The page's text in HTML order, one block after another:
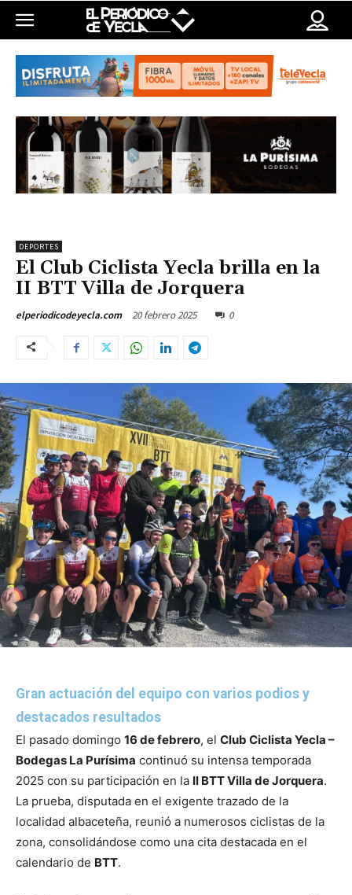
DEPORTES
El Club Ciclista Yecla brilla en la
II BTT Villa de Jorquera
elperiodicodeyecla.com 20 febrero 2025 0
Gran actuación del equipo con varios podios y
destacados resultados
El pasado domingo 16 de febrero, el Club Ciclista Yecla –
Bodegas La Purísima continuó su intensa temporada
2025 con su participación en la II BTT Villa de Jorquera.
La prueba, disputada en el exigente trazado de la
localidad albaceteña, reunió a numerosos ciclistas de la
zona, consolidándose como una cita destacada en el
calendario de BTT.